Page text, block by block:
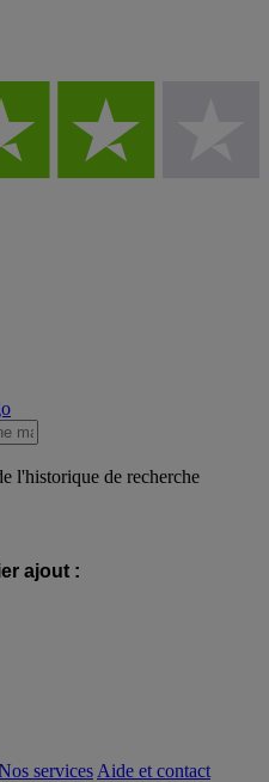
l'historique de recherche
ajout :
services Aide et contact